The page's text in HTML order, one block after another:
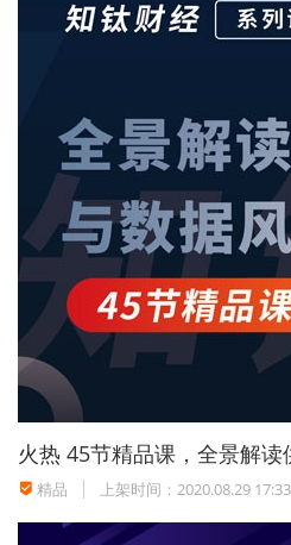
行业和投资者都将获利
作为平台的生死环节，将意味
胡新对这一预期也表示认可。
发展。
“此外，验收方案提出：股权三
新说。
民贷天下相关负责人分析指出
告、相关专项审计报告、法律
杆作用会更加凸显，行业马太效
“虽然平台数量减少了，但行业
火热 45节精品课，全景解
精品 上架时间：2020.08.29 17:33